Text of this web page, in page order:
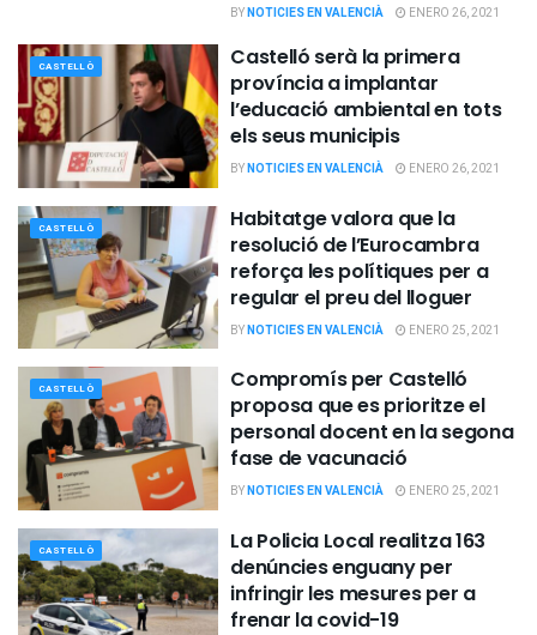
BYNOTICIES EN VALENCIÀ ENERO 26, 2021
CASTELLÒ
Castelló serà la primera
província a implantar
l’educació ambiental en tots
els seus municipis
BYNOTICIES EN VALENCIÀ ENERO 26, 2021
CASTELLÒ
Habitatge valora que la
resolució de l’Eurocambra
reforça les polítiques per a
regular el preu del lloguer
BYNOTICIES EN VALENCIÀ ENERO 25, 2021
CASTELLÒ
Compromís per Castelló
proposa que es prioritze el
personal docent en la segona
fase de vacunació
BYNOTICIES EN VALENCIÀ ENERO 25, 2021
CASTELLÒ
La Policia Local realitza 163
denúncies enguany per
infringir les mesures per a
frenar la covid-19